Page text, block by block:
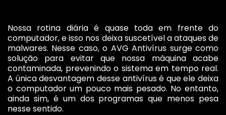
Nossa rotina diária é quase toda em frente do
computador, e isso nos deixa suscetível a ataques de
malwares. Nesse caso, o AVG Antivírus surge como
solução para evitar que nossa máquina acabe
contaminada, prevenindo o sistema em tempo real.
A única desvantagem desse antivírus é que ele deixa
o computador um pouco mais pesado. No entanto,
ainda sim, é um dos programas que menos pesa
nesse sentido.